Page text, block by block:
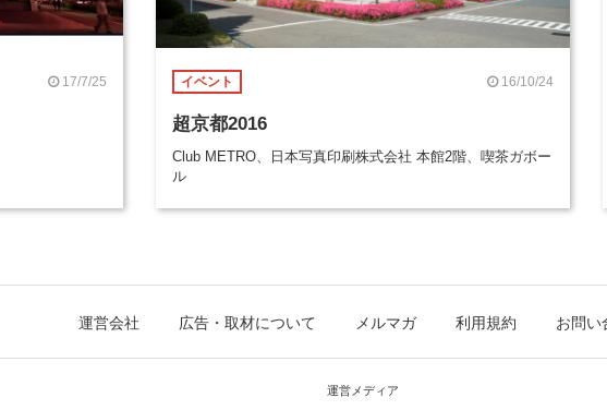
17/7/25 イベント 16/10/24
超京都2016
Club METRO、日本写真印刷株式会社 本館2階、喫茶ガボー
ル
運営会社 広告・取材について メルマガ 利用規約 お問い
運営メディア